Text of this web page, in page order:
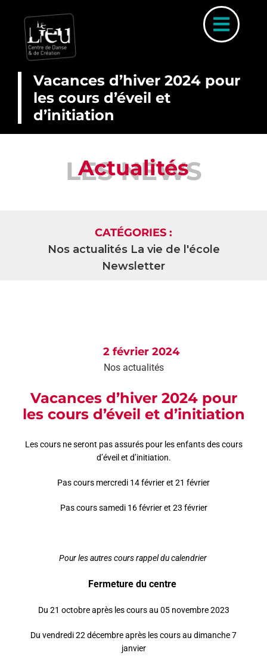
content
Toggle
Vacances d’hiver 2024 pour
les cours d’éveil et
d’initiation
Vacances d’hiver 2024 pour
les cours d’éveil et d’initiation
Les cours ne seront pas assurés pour les enfants des cours
d’éveil et d’initiation.
Pas cours mercredi 14 février et 21 février
Pas cours samedi 16 février et 23 février
Pour les autres cours rappel du calendrier
Fermeture du centre
Du 21 octobre après les cours au 05 novembre 2023
Du vendredi 22 décembre après les cours au dimanche 7
janvier
2 février 2024
Nos actualités
LES NEWS
Actualités
CATÉGORIES :
Nos actualités La vie de l'école
Newsletter